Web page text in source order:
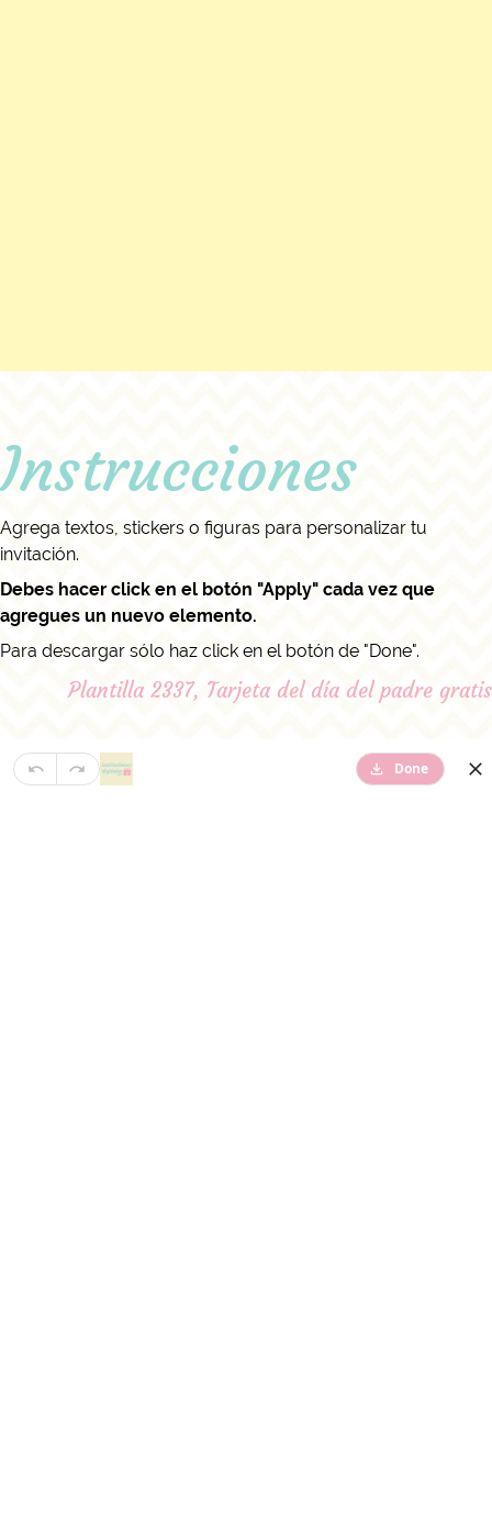
Instrucciones
Agrega textos, stickers o figuras para personalizar tu
invitación.
Debes hacer click en el botón "Apply" cada vez que
agregues un nuevo elemento.
Para descargar sólo haz click en el botón de "Done".
Plantilla 2337, Tarjeta del día del padre gratis
Done